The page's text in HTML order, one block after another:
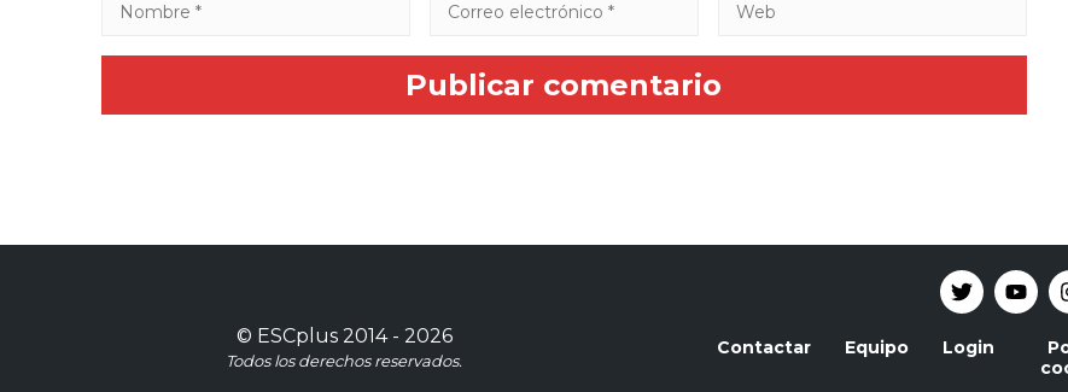
© ESCplus2014 - 2026
Todos los derechos reservados.
Contactar Equipo Login